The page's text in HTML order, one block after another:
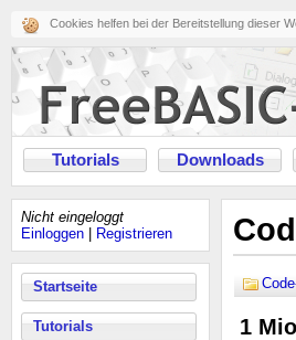
Cookies helfen bei der Bereitstellung dieser
Tutorials Downloads
Nicht eingeloggt
Einloggen
Registrieren
Startseite
Tutorials 1